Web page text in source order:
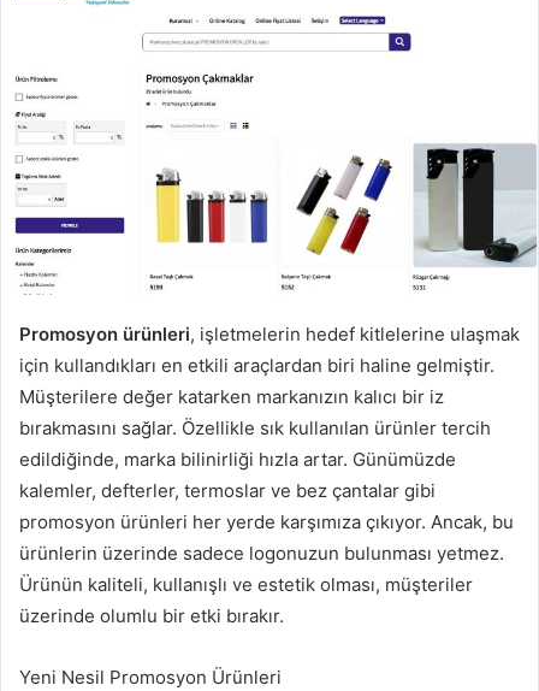
göndermek
Promosyon ürünleri, işletmelerin hedef kitlelerine ulaşmak
için kullandıkları en etkili araçlardan biri haline gelmiştir.
Müşterilere değer katarken markanızın kalıcı bir iz
bırakmasını sağlar. Özellikle sık kullanılan ürünler tercih
edildiğinde, marka bilinirliği hızla artar. Günümüzde
kalemler, defterler, termoslar ve bez çantalar gibi
promosyon ürünleri her yerde karşımıza çıkıyor. Ancak, bu
ürünlerin üzerinde sadece logonuzun bulunması yetmez.
Ürünün kaliteli, kullanışlı ve estetik olması, müşteriler
üzerinde olumlu bir etki bırakır.
Yeni Nesil Promosyon Ürünleri